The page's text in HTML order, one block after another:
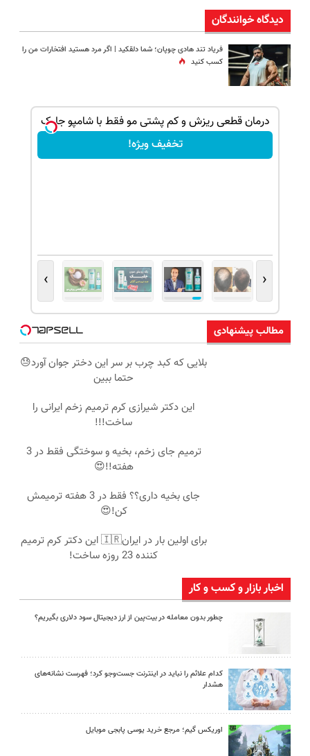
دیدگاه خوانندگان
فریاد تند هادی چوپان؛‌ شما دلقکید | اگر مرد هستید افتخارات من را
کسب کنید
درمان قطعی ریزش و کم پشتی مو فقط با شامپو جلبک
تخفیف ویژه!
‹
›
مطالب پیشنهادی
بلایی که کبد چرب بر سر این دختر جوان آورد😓
حتما ببین
این دکتر شیرازی کرم ترمیم زخم ایرانی را
ساخت!!!
ترمیم جای زخم، بخیه و سوختگی فقط در 3
هفته!!😍
جای بخیه داری؟؟ فقط در 3 هفته ترمیمش
کن!😍
برای اولین بار در ایران🇮🇷 این دکتر کرم ترمیم
کننده 23 روزه ساخت!
اخبار بازار و کسب و کار
چطور بدون معامله در بیت‌پین از ارز دیجیتال سود دلاری بگیریم؟
کدام علائم را نباید در اینترنت جست‌وجو کرد؛ فهرست نشانه‌های
هشدار
اوریکس گیم؛ مرجع خرید یوسی پابجی موبایل